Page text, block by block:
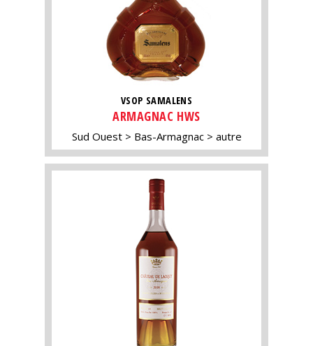
VSOP SAMALENS
ARMAGNAC HWS
Sud Ouest Bas-Armagnac autre